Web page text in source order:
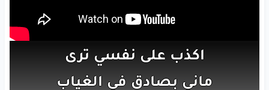
اكذب على نفسي ترى
ماني بصادق في الغياب